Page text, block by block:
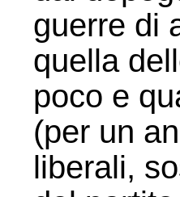
guerre di
quella
poco e
(per un
liberali,